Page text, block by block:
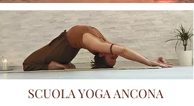
SCUOLA YOGA ANCONA